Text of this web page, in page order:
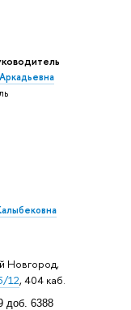
Новгород,
12, 404 каб.
доб. 6388